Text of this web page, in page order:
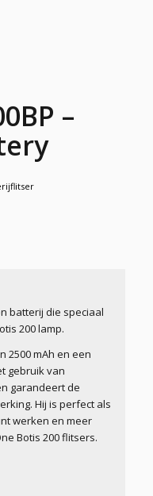
–
batterij die speciaal
200 lamp.
2500 mAh en een
gebruik van
garandeert de
Hij is perfect als
werken en meer
Botis 200 flitsers.